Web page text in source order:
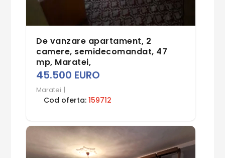
De vanzare apartament, 2
camere, semidecomandat, 47
mp, Maratei,
45.500 EURO
Maratei |
Cod oferta:159712